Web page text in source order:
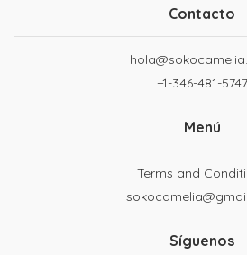
Contacto
+1-346-481-5747
Menú
Terms and
Síguenos